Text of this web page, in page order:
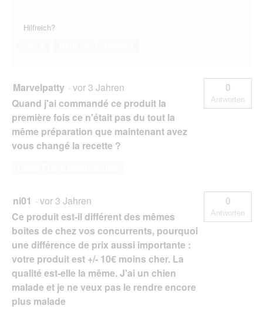
Hilfreich?
Marvelpatty · vor 3 Jahren
Quand j'ai commandé ce produit la
première fois ce n'était pas du tout la
même préparation que maintenant avez
vous changé la recette ?
0
Antworten
ni01 · vor 3 Jahren
Ce produit est-il différent des mêmes
boites de chez vos concurrents, pourquoi
une différence de prix aussi importante :
votre produit est +/- 10€ moins cher. La
qualité est-elle la même. J'ai un chien
malade et je ne veux pas le rendre encore
plus malade
0
Antworten